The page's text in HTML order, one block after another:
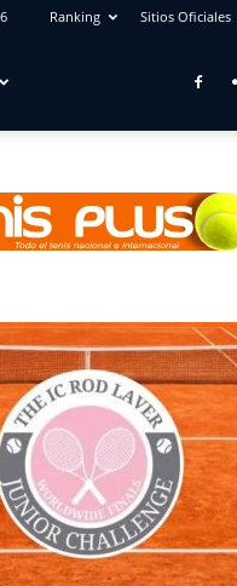
Ranking Sitios Oficiales